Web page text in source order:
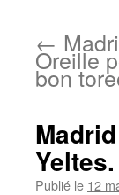
←
Oreille
bon
Yeltes.
Publié le 12